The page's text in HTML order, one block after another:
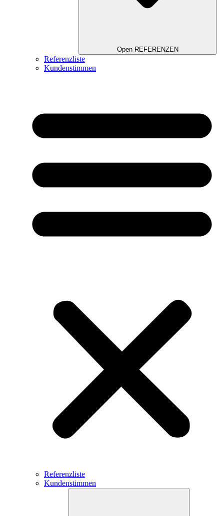
Open REFERENZEN
Referenzliste
Kundenstimmen
Referenzliste
Kundenstimmen